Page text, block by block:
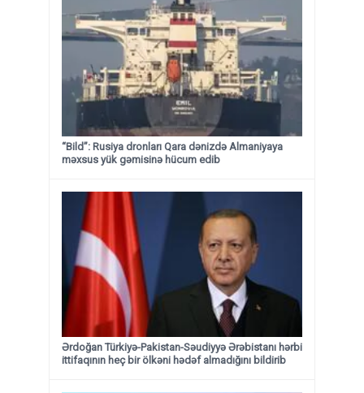
“Bild”: Rusiya dronları Qara dənizdə Almaniyaya
məxsus yük gəmisinə hücum edib
Ərdoğan Türkiyə-Pakistan-Səudiyyə Ərəbistanı hərbi
ittifaqının heç bir ölkəni hədəf almadığını bildirib